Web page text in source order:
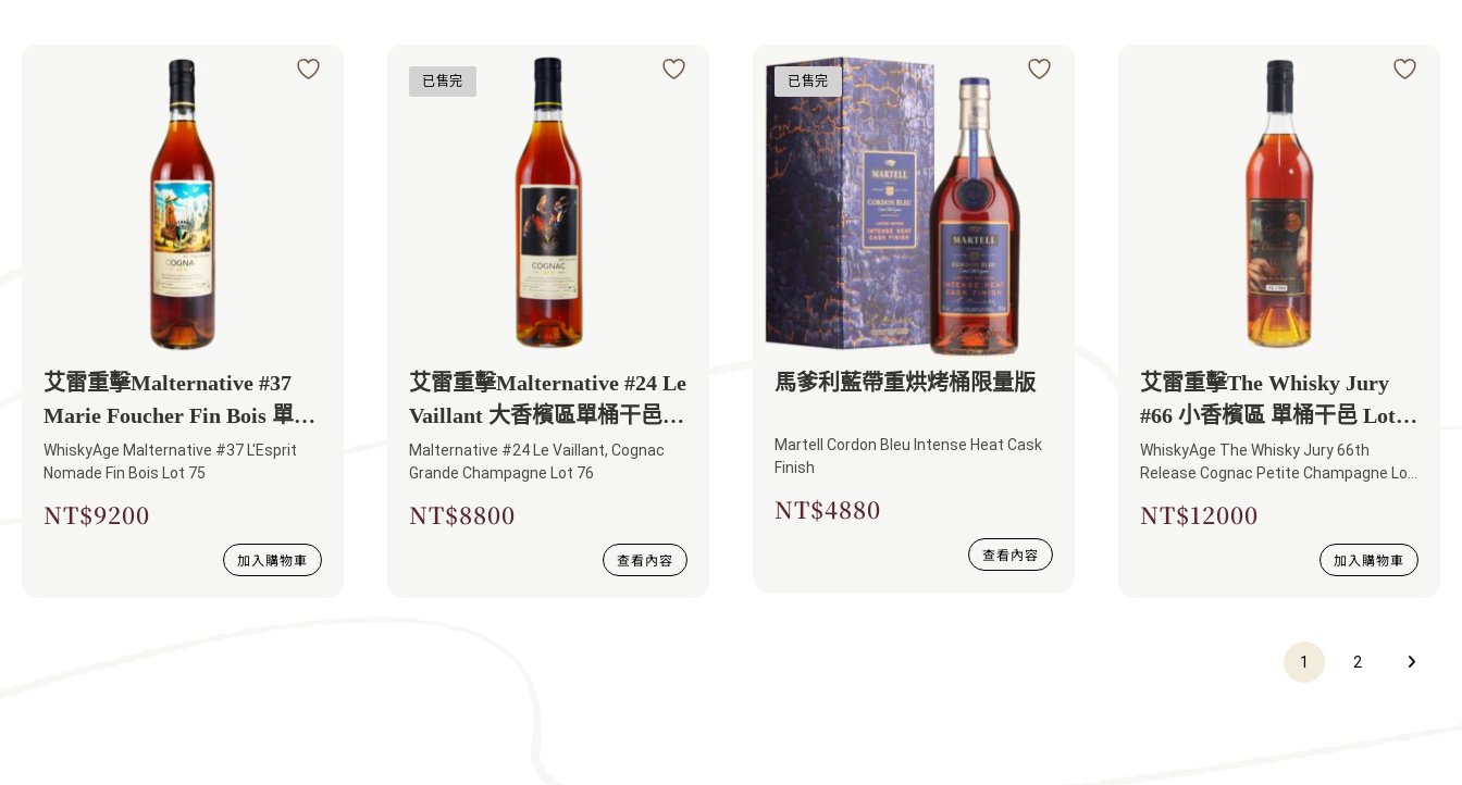
艾雷重擊Malternative #37
Marie Foucher Fin Bois 單桶
干邑1975
WhiskyAge Malternative #37 L'Esprit
Nomade Fin Bois Lot 75
NT$9200
加入購物車
已售完
艾雷重擊Malternative #24 Le
Vaillant 大香檳區單桶干邑
1976
Malternative #24 Le Vaillant, Cognac
Grande Champagne Lot 76
NT$8800
查看內容
已售完
馬爹利藍帶重烘烤桶限量版
Martell Cordon Bleu Intense Heat Cask
Finish
NT$4880
查看內容
艾雷重擊The Whisky Jury
#66 小香檳區 單桶干邑 Lot
68
WhiskyAge The Whisky Jury 66th
Release Cognac Petite Champagne Lot
NT$12000
加入購物車
1 2